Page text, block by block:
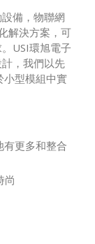
備，物聯網
解決方案，可
USI環旭電子
，我們以先
型模組中實
有更多和整合
尚